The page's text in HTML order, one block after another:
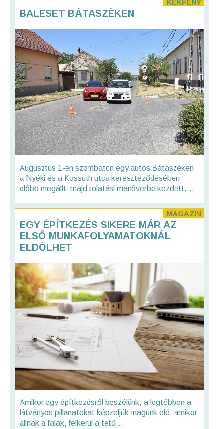
KÉKFÉNY
BALESET BÁTASZÉKEN
Augusztus 1-én szombaton egy autós Bátaszéken
a Nyéki és a Kossuth utca kereszteződésében
előbb megállt, majd tolatási manőverbe kezdett,...
MAGAZIN
EGY ÉPÍTKEZÉS SIKERE MÁR AZ
ELSŐ MUNKAFOLYAMATOKNÁL
ELDŐLHET
Amikor egy építkezésről beszélünk, a legtöbben a
látványos pillanatokat képzeljük magunk elé: amikor
állnak a falak, felkerül a tető...